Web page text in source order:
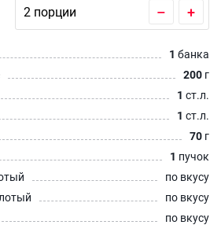
– +
1 банка
200 г
1 ст.л.
1 ст.л.
70 г
1 пучок
по вкусу
по вкусу
по вкусу